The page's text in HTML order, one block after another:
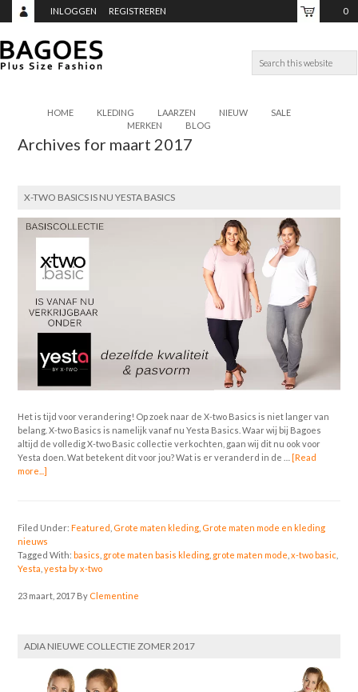
INLOGGEN REGISTREREN 0
€0,00
HOME KLEDING LAARZEN NIEUW
SALE
MERKEN
BLOG
Archives for maart 2017
X-TWO BASICS IS NU YESTA BASICS
Het is tijd voor verandering! Op zoek naar de X-two Basics is niet langer van
belang. X-two Basics is namelijk vanaf nu Yesta Basics. Waar wij bij Bagoes
altijd de volledig X-two Basic collectie verkochten, gaan wij dit nu ook voor
Yesta doen. Wat betekent dit voor jou? Wat is er veranderd in de …
[Read
more...]
Filed Under:Featured Grote maten kleding Grote maten mode en kleding
nieuws
Tagged With: basics grote maten basis kleding grote maten mode ,x-two basic
Yesta ,yesta by x-two
23 maart, 2017 By Clementine
ADIA NIEUWE COLLECTIE ZOMER 2017